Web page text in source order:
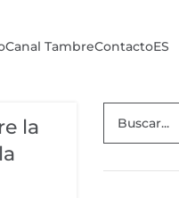
Canal TambreContactoES
la